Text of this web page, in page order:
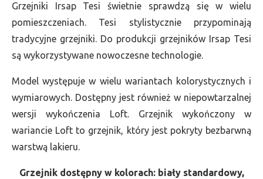
Grzejniki Irsap Tesi świetnie sprawdzą się w wielu
pomieszczeniach. Tesi stylistycznie przypominają
tradycyjne grzejniki. Do produkcji grzejników Irsap Tesi
są wykorzystywane nowoczesne technologie.
Model występuje w wielu wariantach kolorystycznych i
wymiarowych. Dostępny jest również w niepowtarzalnej
wersji wykończenia Loft. Grzejnik wykończony w
wariancie Loft to grzejnik, który jest pokryty bezbarwną
warstwą lakieru.
Grzejnik dostępny w kolorach: biały standardowy,